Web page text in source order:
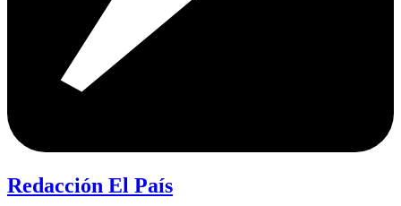
Redacción El País